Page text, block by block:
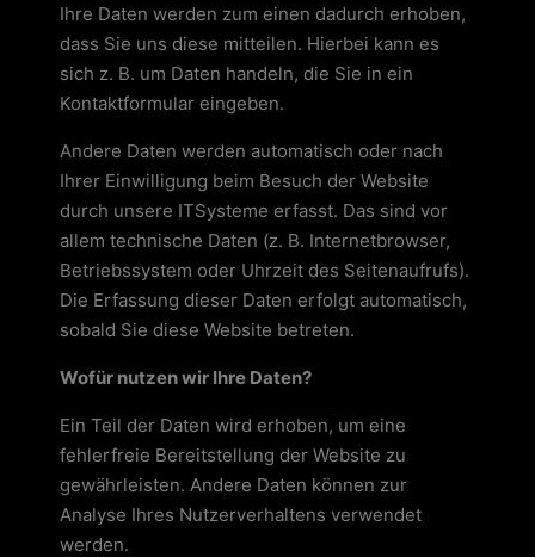
Ihre Daten werden zum einen dadurch erhoben,
dass Sie uns diese mitteilen. Hierbei kann es
sich z. B. um Daten handeln, die Sie in ein
Kontaktformular eingeben.
Andere Daten werden automatisch oder nach
Ihrer Einwilligung beim Besuch der Website
durch unsere ITSysteme erfasst. Das sind vor
allem technische Daten (z. B. Internetbrowser,
Betriebssystem oder Uhrzeit des Seitenaufrufs).
Die Erfassung dieser Daten erfolgt automatisch,
sobald Sie diese Website betreten.
Wofür nutzen wir Ihre Daten?
Ein Teil der Daten wird erhoben, um eine
fehlerfreie Bereitstellung der Website zu
gewährleisten. Andere Daten können zur
Analyse Ihres Nutzerverhaltens verwendet
werden.